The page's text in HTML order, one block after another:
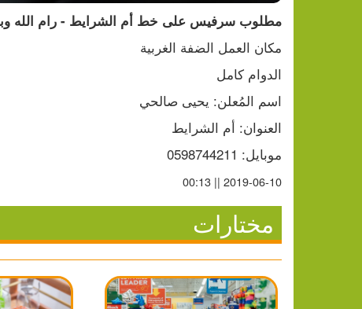
مطلوب سرفيس على خط أم الشرايط - رام الله
مكان العمل الضفة الغربية
الدوام كامل
اسم المُعلن: يحيى صالحي
العنوان: أم الشرايط
موبايل: 0598744211
2019-06-10 || 00:13
مختارات